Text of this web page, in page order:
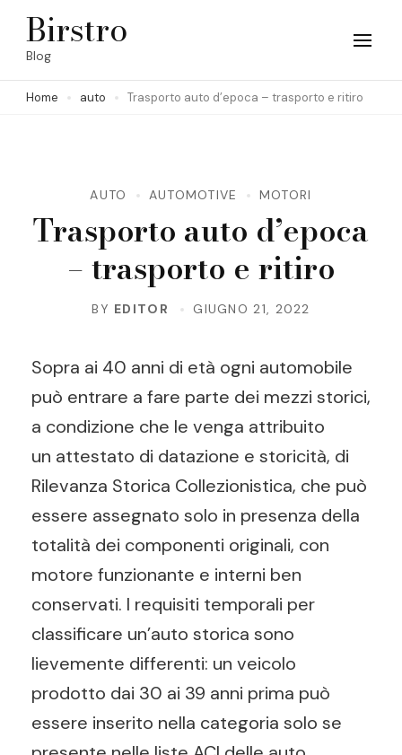
Skip
(Press
Birstro
Blog
Home auto Trasporto auto d’epoca – trasporto e ritiro
AUTO AUTOMOTIVE MOTORI
Trasporto auto d’epoca
– trasporto e ritiro
BY EDITOR GIUGNO 21, 2022
Sopra ai 40 anni di età ogni automobile
può entrare a fare parte dei mezzi storici,
a condizione che le venga attribuito
un attestato di datazione e storicità, di
Rilevanza Storica Collezionistica, che può
essere assegnato solo in presenza della
totalità dei componenti originali, con
motore funzionante e interni ben
conservati. I requisiti temporali per
classificare un’auto storica sono
lievemente differenti: un veicolo
prodotto dai 30 ai 39 anni prima può
essere inserito nella categoria solo se